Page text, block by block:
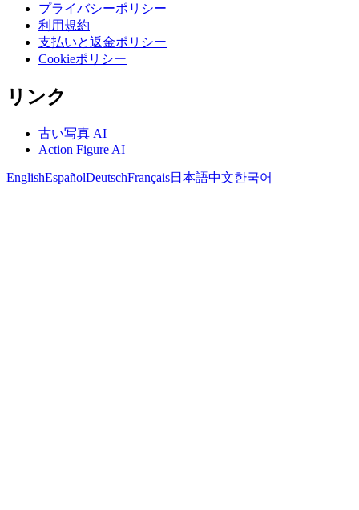
プライバシーポリシー
利用規約
支払いと返金ポリシー
Cookieポリシー
リンク
古い写真 AI
Action Figure AI
EnglishEspañolDeutschFrançais日本語中文한국어